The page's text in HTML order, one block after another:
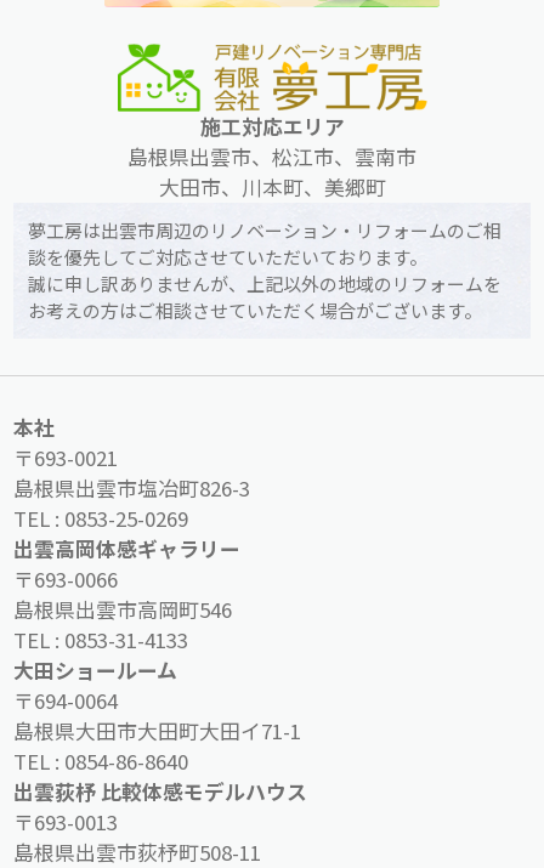
施工対応エリア
島根県出雲市、松江市、雲南市
大田市、川本町、美郷町
夢工房は出雲市周辺のリノベーション・リフォームのご相
談を優先してご対応させていただいております。
誠に申し訳ありませんが、上記以外の地域のリフォームを
お考えの方はご相談させていただく場合がございます。
本社
〒693-0021
島根県出雲市塩冶町826-3
TEL : 0853-25-0269
出雲高岡体感ギャラリー
〒693-0066
島根県出雲市高岡町546
TEL : 0853-31-4133
大田ショールーム
〒694-0064
島根県大田市大田町大田イ71-1
TEL : 0854-86-8640
出雲荻杼 比較体感モデルハウス
〒693-0013
島根県出雲市荻杼町508-11